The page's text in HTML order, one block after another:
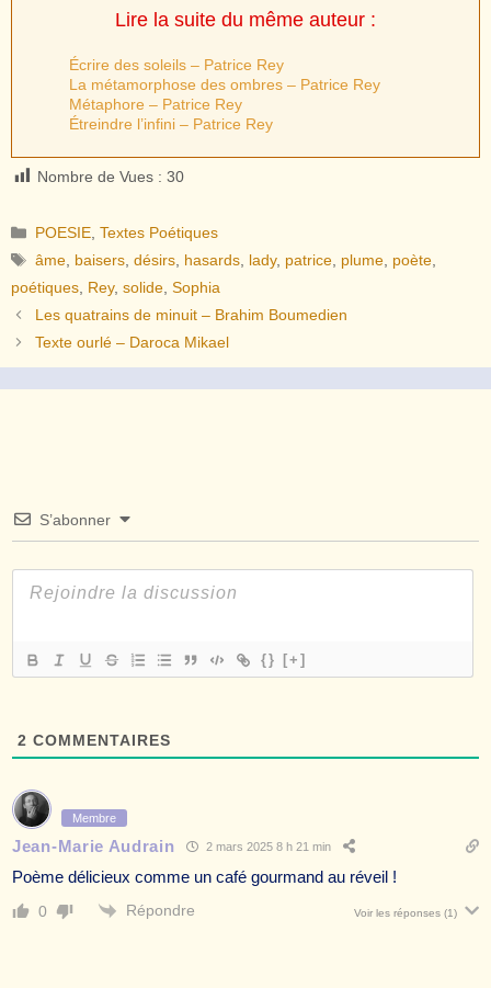
Lire la suite du même auteur :
Écrire des soleils – Patrice Rey
La métamorphose des ombres – Patrice Rey
Métaphore – Patrice Rey
Étreindre l’infini – Patrice Rey
Nombre de Vues : 30
Catégories
POESIE ,Textes Poétiques
Étiquettes
âme baisers ,désirs hasards lady, patrice plume poète
poétiques Rey, solide Sophia
Les quatrains de minuit – Brahim Boumedien
Texte ourlé – Daroca Mikael
S’abonner
{} [+]
2 COMMENTAIRES
Membre
Jean-Marie Audrain 2 mars 2025 8 h 21 min
Poème délicieux comme un café gourmand au réveil !
0 Répondre Voir les réponses (1)